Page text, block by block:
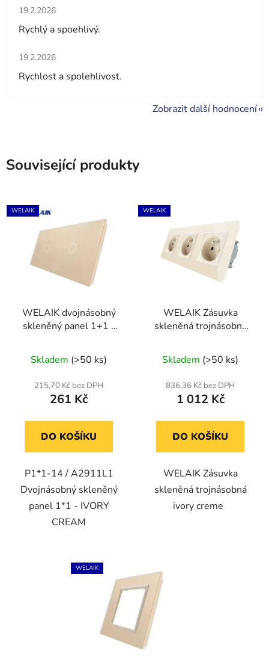
Hodnocení obchodu je 5 z 5 hvězdiček.
19.2.2026
Rychlý a spoehlivý.
Hodnocení obchodu je 5 z 5 hvězdiček.
19.2.2026
Rychlost a spolehlivost.
Zobrazit další hodnocení
Související produkty
WELAIK
WELAIK dvojnásobný
skleněný panel 1+1 -
Skladem (>50 ks)
215,70 Kč bez DPH
261 Kč
DO KOŠÍKU
P1*1-14 / A2911L1
Dvojnásobný skleněný
panel 1*1 - IVORY
CREAM
WELAIK
WELAIK Zásuvka
skleněná trojnásobná
Skladem (>50 ks)
836,36 Kč bez DPH
1 012 Kč
DO KOŠÍKU
WELAIK Zásuvka
skleněná trojnásobná
ivory creme
WELAIK